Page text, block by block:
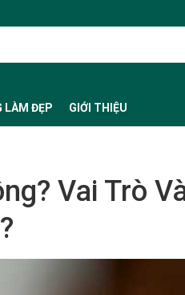
LÀM ĐẸP GIỚI THIỆU
Vai Trò